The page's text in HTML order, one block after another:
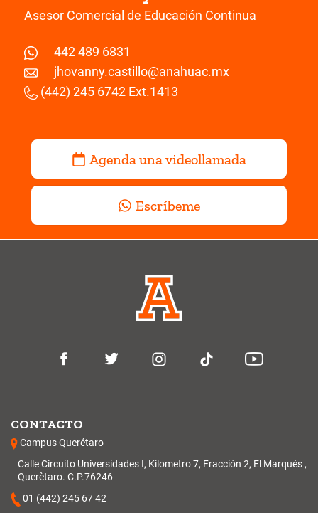
Asesor Comercial de Educación Continua
442 489 6831
jhovanny.castillo@anahuac.mx
(442) 245 6742 Ext.1413
Agenda una videollamada
Escríbeme
CONTACTO
Campus Querétaro
Calle Circuito Universidades I, Kilometro 7, Fracción 2, El Marqués ,
Querètaro. C.P.76246
01 (442) 245 67 42